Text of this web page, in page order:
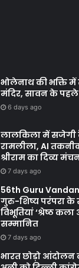
भोलेनाथ की भक्ति में
मंदिर, सावन के पहले
6 days ago
लालकिला में सजेगी
रामलीला, AI
श्रीराम का दिव्य
7 days ago
56th Guru
गुरु-शिष्य परंपरा के
विभूतियां ‘श्रेष्ठ
सम्मानित
7 days ago
भारत छोड़ो